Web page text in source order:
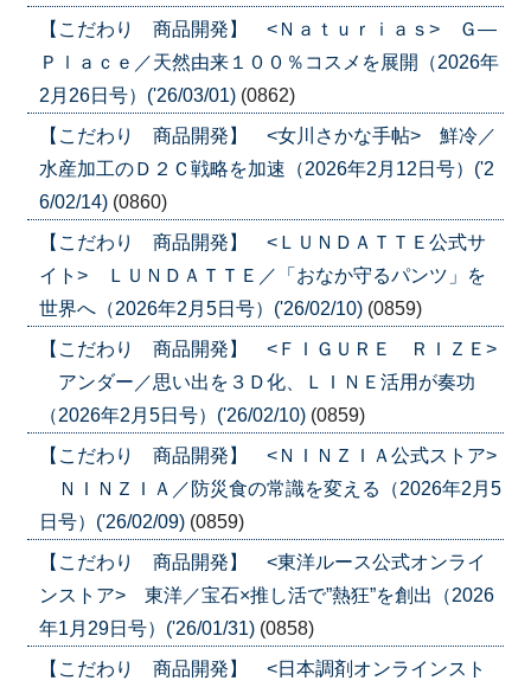
【こだわり 商品開発】 <Ｎａｔｕｒｉａｓ> Ｇ―
Ｐｌａｃｅ／天然由来１００％コスメを展開（2026年
2月26日号）('26/03/01) (0862)
【こだわり 商品開発】 <女川さかな手帖> 鮮冷／
水産加工のＤ２Ｃ戦略を加速（2026年2月12日号）('2
6/02/14) (0860)
【こだわり 商品開発】 <ＬＵＮＤＡＴＴＥ公式サ
イト> ＬＵＮＤＡＴＴＥ／「おなか守るパンツ」を
世界へ（2026年2月5日号）('26/02/10) (0859)
【こだわり 商品開発】 <ＦＩＧＵＲＥ ＲＩＺＥ>
アンダー／思い出を３Ｄ化、ＬＩＮＥ活用が奏功
（2026年2月5日号）('26/02/10) (0859)
【こだわり 商品開発】 <ＮＩＮＺＩＡ公式ストア>
ＮＩＮＺＩＡ／防災食の常識を変える（2026年2月5
日号）('26/02/09) (0859)
【こだわり 商品開発】 <東洋ルース公式オンライ
ンストア> 東洋／宝石×推し活で”熱狂”を創出（2026
年1月29日号）('26/01/31) (0858)
【こだわり 商品開発】 <日本調剤オンラインスト